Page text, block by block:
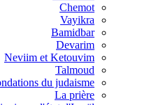
Chemot
Vayikra
Bamidbar
Devarim
Neviim et Ketouvim
Talmoud
du judaisme
La prière